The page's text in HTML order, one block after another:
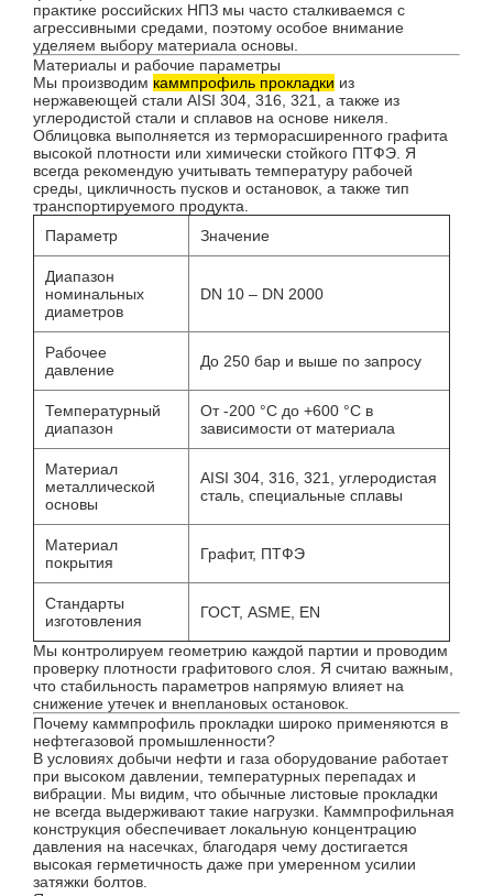
практике российских НПЗ мы часто сталкиваемся с
агрессивными средами, поэтому особое внимание
уделяем выбору материала основы.
Материалы и рабочие параметры
Мы производим каммпрофиль прокладки из
нержавеющей стали AISI 304, 316, 321, а также из
углеродистой стали и сплавов на основе никеля.
Облицовка выполняется из терморасширенного графита
высокой плотности или химически стойкого ПТФЭ. Я
всегда рекомендую учитывать температуру рабочей
среды, цикличность пусков и остановок, а также тип
транспортируемого продукта.
Параметр
Значение
Диапазон
номинальных
диаметров
DN 10 – DN 2000
Рабочее
давление
До 250 бар и выше по запросу
Температурный
диапазон
От -200 °C до +600 °C в
зависимости от материала
Материал
металлической
основы
AISI 304, 316, 321, углеродистая
сталь, специальные сплавы
Материал
покрытия
Графит, ПТФЭ
Стандарты
изготовления
ГОСТ, ASME, EN
Мы контролируем геометрию каждой партии и проводим
проверку плотности графитового слоя. Я считаю важным,
что стабильность параметров напрямую влияет на
снижение утечек и внеплановых остановок.
Почему каммпрофиль прокладки широко применяются в
нефтегазовой промышленности?
В условиях добычи нефти и газа оборудование работает
при высоком давлении, температурных перепадах и
вибрации. Мы видим, что обычные листовые прокладки
не всегда выдерживают такие нагрузки. Каммпрофильная
конструкция обеспечивает локальную концентрацию
давления на насечках, благодаря чему достигается
высокая герметичность даже при умеренном усилии
затяжки болтов.